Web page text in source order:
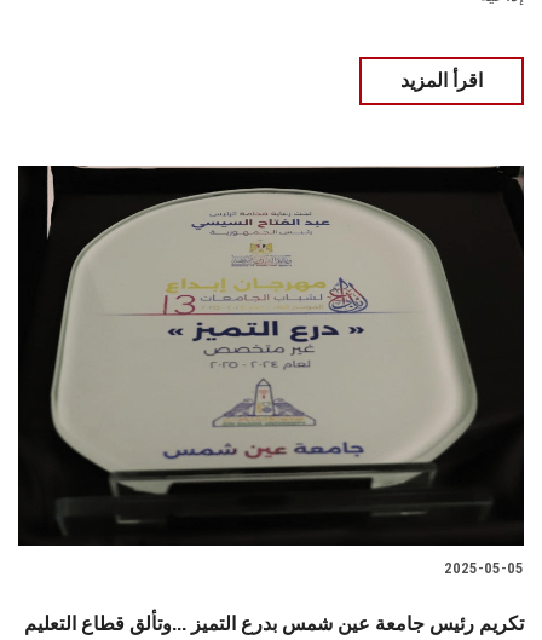
اقرأ المزيد
2025-05-05
تكريم رئيس جامعة عين شمس بدرع التميز ...وتألق قطاع التعليم